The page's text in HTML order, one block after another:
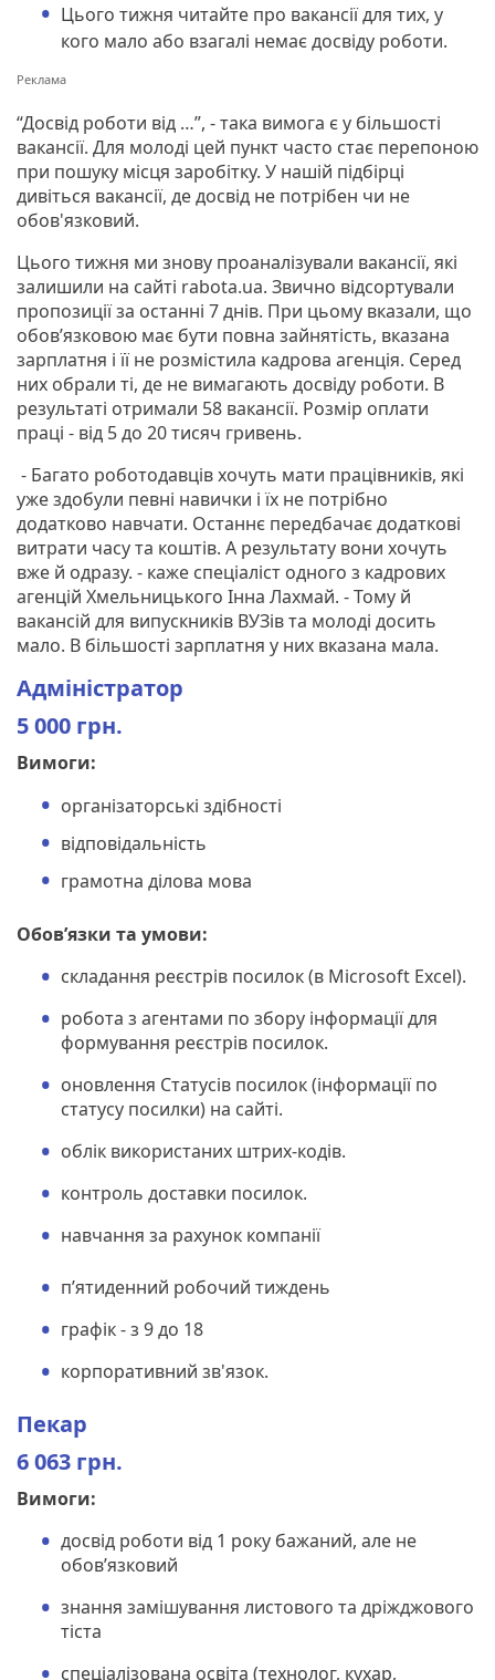
Цього тижня читайте про вакансії для тих, у
кого мало або взагалі немає досвіду роботи.
“Досвід роботи від …”, - така вимога є у більшості
вакансії. Для молоді цей пункт часто стає перепоною
при пошуку місця заробітку. У нашій підбірці
дивіться вакансії, де досвід не потрібен чи не
обов'язковий.
Цього тижня ми знову проаналізували вакансії, які
залишили на сайті rabota.ua. Звично відсортували
пропозиції за останні 7 днів. При цьому вказали, що
обов’язковою має бути повна зайнятість, вказана
зарплатня і її не розмістила кадрова агенція. Серед
них обрали ті, де не вимагають досвіду роботи. В
результаті отримали 58 вакансії. Розмір оплати
праці - від 5 до 20 тисяч гривень.
- Багато роботодавців хочуть мати працівників, які
уже здобули певні навички і їх не потрібно
додатково навчати. Останнє передбачає додаткові
витрати часу та коштів. А результату вони хочуть
вже й одразу. - каже спеціаліст одного з кадрових
агенцій Хмельницького Інна Лахмай. - Тому й
вакансій для випускників ВУЗів та молоді досить
мало. В більшості зарплатня у них вказана мала.
Адміністратор
5 000 грн.
Вимоги:
організаторські здібності
відповідальність
грамотна ділова мова
Обов’язки та умови:
складання реєстрів посилок (в Microsoft Excel).
робота з агентами по збору інформації для
формування реєстрів посилок.
оновлення Статусів посилок (інформації по
статусу посилки) на сайті.
облік використаних штрих-кодів.
контроль доставки посилок.
навчання за рахунок компанії
п’ятиденний робочий тиждень
графік - з 9 до 18
корпоративний зв'язок.
Пекар
6 063 грн.
Вимоги:
досвід роботи від 1 року бажаний, але не
обов’язковий
знання замішування листового та дріжджового
тіста
спеціалізована освіта (технолог, кухар,